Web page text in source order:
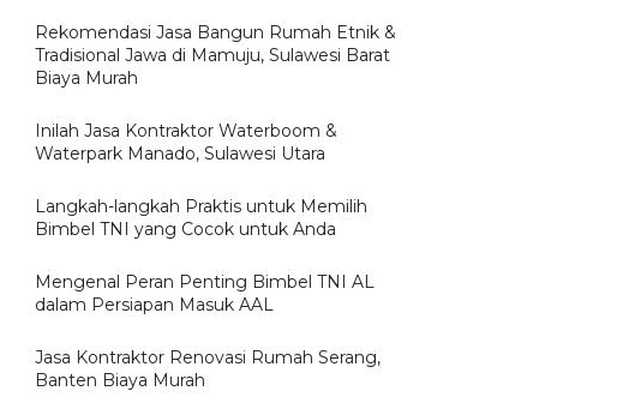
Rekomendasi Jasa Bangun Rumah Etnik &
Tradisional Jawa di Mamuju, Sulawesi Barat
Biaya Murah
Inilah Jasa Kontraktor Waterboom &
Waterpark Manado, Sulawesi Utara
Langkah-langkah Praktis untuk Memilih
Bimbel TNI yang Cocok untuk Anda
Mengenal Peran Penting Bimbel TNI AL
dalam Persiapan Masuk AAL
Jasa Kontraktor Renovasi Rumah Serang,
Banten Biaya Murah